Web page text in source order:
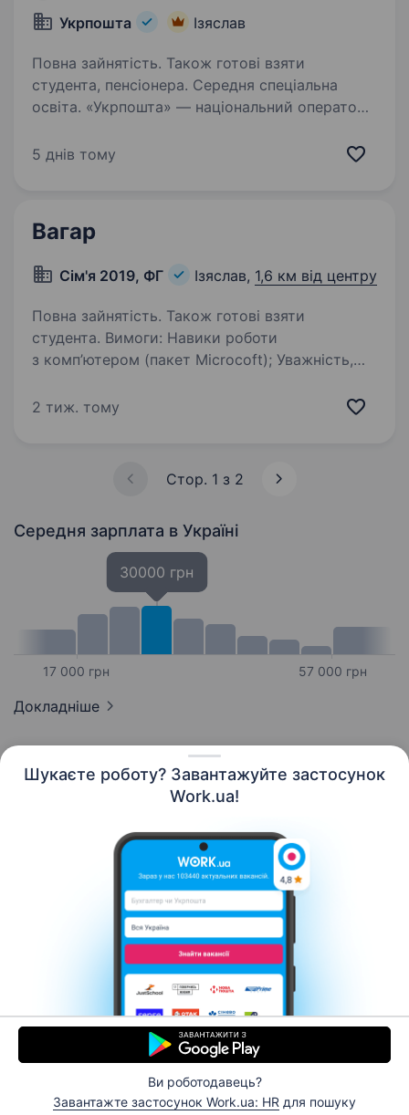
Шукаєте роботу? Завантажуйте застосунок
Work.ua!
Ви роботодавець?
Завантажте застосунок Work.ua: HR для пошуку
Укрпошта
Ізяслав
Повна зайнятість. Також готові взяти
студента, пенсіонера. Середня спеціальна
освіта. «Укрпошта» — національний оператор
роботодавець. Сьогодні команда «Укрпошти»
5 днів тому
Вагар
Сім'я 2019, ФГ Ізяслав, 1,6 км від центру
Повна зайнятість. Також готові взяти
студента. Вимоги: Навики роботи
з комп’ютером (пакет Microcoft); Уважність,
Офіційне працевлаштування; Графік роботи
2 тиж. тому
Стор. 1 з 2
Середня зарплата в Україні
17 000 грн
30000 грн
57 000 грн
Докладніше
Контакти Про нас
Кар’єра
Допомога Умови використання
© 2006–2026 Work.ua. Сервіс пошуку роботи №1 в